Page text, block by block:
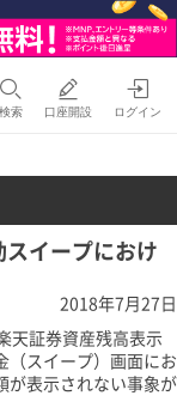
検索 口座開設 ログイン
スイープにおけ
2018年7月27日
天証券資産残高表示
（スイープ）画面にお
が表示されない事象が